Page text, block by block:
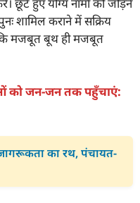
शामिल कराने में सक्रिय
कि मजबूत बूथ ही मजबूत
को जन-जन तक पहुँचाएं:
का रथ, पंचायत-